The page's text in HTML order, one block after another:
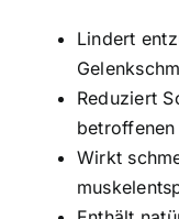
Lindert
Reduziert
Wirkt